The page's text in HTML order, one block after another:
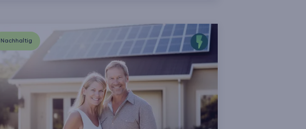
Nachhaltig